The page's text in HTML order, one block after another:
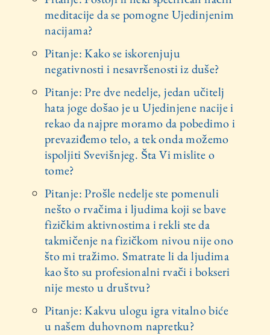
meditacije da se pomogne Ujedinjenim
nacijama?
Pitanje: Kako se iskorenjuju
negativnosti i nesavršenosti iz duše?
Pitanje: Pre dve nedelje, jedan učitelj
hata joge došao je u Ujedinjene nacije i
rekao da najpre moramo da pobedimo i
prevaziđemo telo, a tek onda možemo
ispoljiti Svevišnjeg. Šta Vi mislite o
tome?
Pitanje: Prošle nedelje ste pomenuli
nešto o rvačima i ljudima koji se bave
fizičkim aktivnostima i rekli ste da
takmičenje na fizičkom nivou nije ono
što mi tražimo. Smatrate li da ljudima
kao što su profesionalni rvači i bokseri
nije mesto u društvu?
Pitanje: Kakvu ulogu igra vitalno biće
u našem duhovnom napretku?